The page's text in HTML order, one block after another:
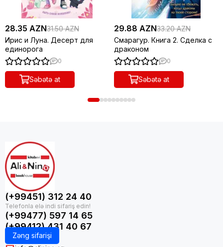
28.35 AZN31.50 AZN
Ирис и Луна. Десерт для
единорога
0
Səbətə at
29.88 AZN33.20 AZN
Смарагур. Книга 2. Сделка с
драконом
0
Səbətə at
(+99451) 312 24 40
(+99477) 597 14 65
(+99412) 431 40 67
Zəng sifarişi